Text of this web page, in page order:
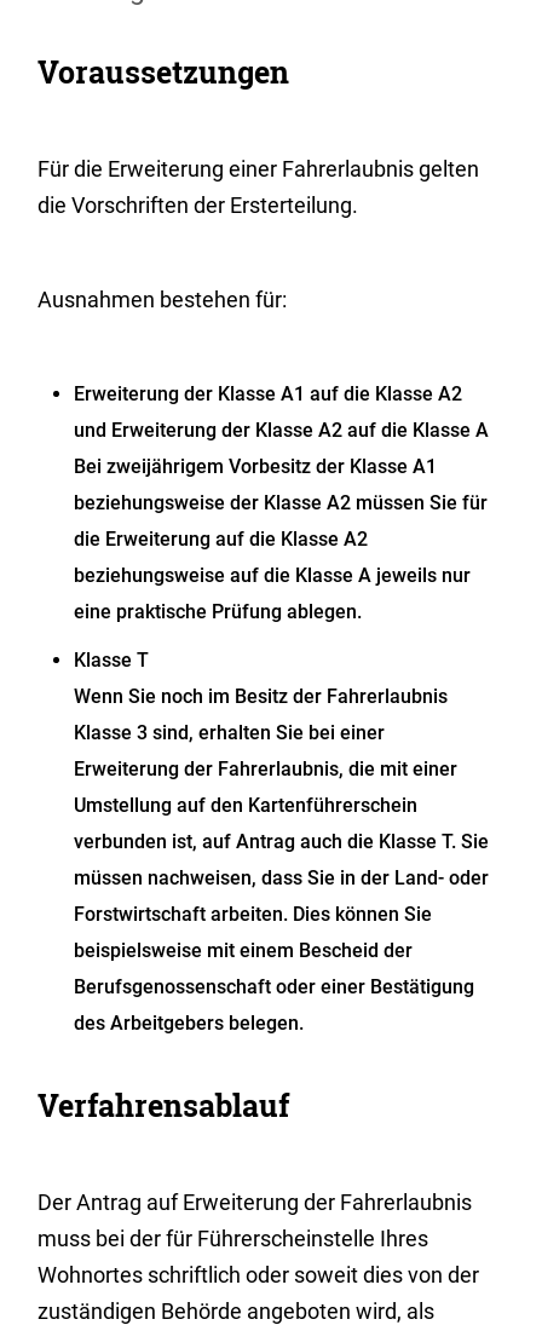
Voraussetzungen
Für die Erweiterung einer Fahrerlaubnis gelten
die Vorschriften der Ersterteilung.
Ausnahmen bestehen für:
Erweiterung der Klasse A1 auf die Klasse A2
und Erweiterung der Klasse A2 auf die Klasse A
Bei zweijährigem Vorbesitz der Klasse A1
beziehungsweise der Klasse A2 müssen Sie für
die Erweiterung auf die Klasse A2
beziehungsweise auf die Klasse A jeweils nur
eine praktische Prüfung ablegen.
Klasse T
Wenn Sie noch im Besitz der Fahrerlaubnis
Klasse 3 sind, erhalten Sie bei einer
Erweiterung der Fahrerlaubnis, die mit einer
Umstellung auf den Kartenführerschein
verbunden ist, auf Antrag auch die Klasse T. Sie
müssen nachweisen, dass Sie in der Land- oder
Forstwirtschaft arbeiten. Dies können Sie
beispielsweise mit einem Bescheid der
Berufsgenossenschaft oder einer Bestätigung
des Arbeitgebers belegen.
Verfahrensablauf
Der Antrag auf Erweiterung der Fahrerlaubnis
muss bei der für Führerscheinstelle Ihres
Wohnortes schriftlich oder soweit dies von der
zuständigen Behörde angeboten wird, als